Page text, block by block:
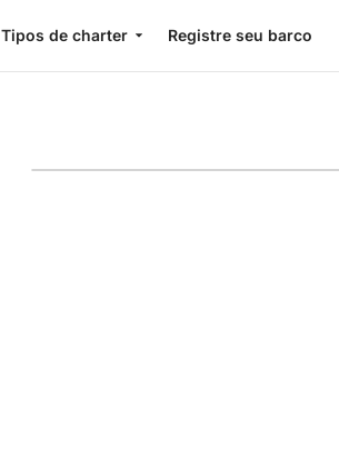
Tipos de charter Registre seu barco